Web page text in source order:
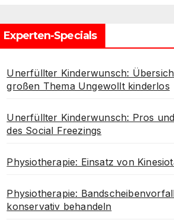
Experten-Specials
Unerfüllter Kinderwunsch:
großen Thema Ungewollt kinderlos
Unerfüllter Kinderwunsch: Pros
des Social Freezings
Physiotherapie: Einsatz von
Physiotherapie:
konservativ behandeln